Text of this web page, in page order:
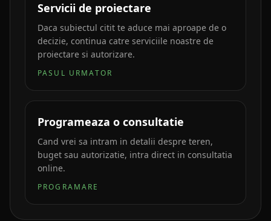
Servicii de proiectare
Daca subiectul citit te aduce mai aproape de o
decizie, continua catre serviciile noastre de
proiectare si autorizare.
PASUL URMATOR
Programeaza o consultatie
Cand vrei sa intram in detalii despre teren,
buget sau autorizatie, intra direct in consultatia
online.
PROGRAMARE